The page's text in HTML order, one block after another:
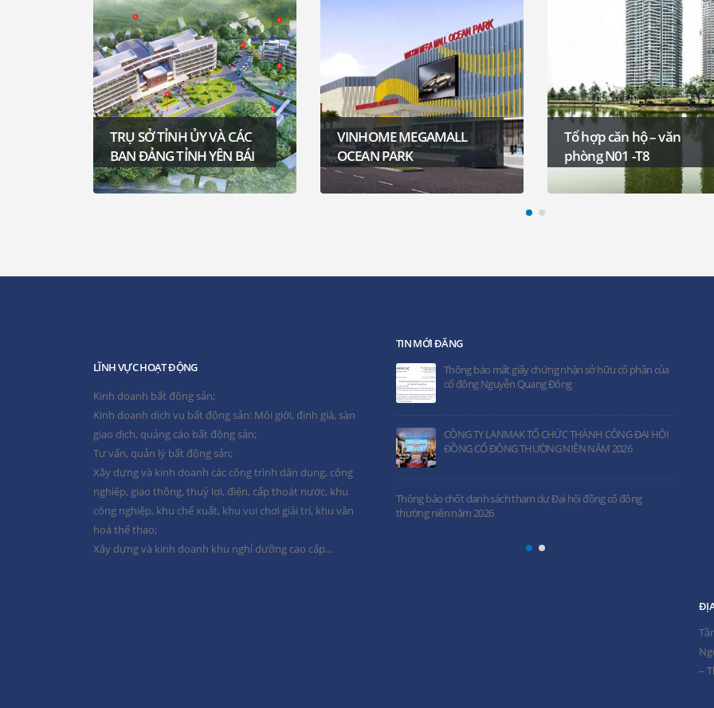
VINHOME MEGAMALL
OCEAN PARK
Tổ hợp căn hộ – văn
phòng N01 -T8
VINCITY SPORTIA
LĨNH VỰC HOẠT ĐỘNG
Kinh doanh bất động sản;
Kinh doanh dịch vụ bất động sản: Môi giới, định giá, sàn
giao dịch, quảng cáo bất động sản;
Tư vấn, quản lý bất động sản;
Xây dựng và kinh doanh các công trình dân dụng, công
nghiệp, giao thông, thuỷ lợi, điện, cấp thoát nước, khu
công nghiệp, khu chế xuất, khu vui chơi giải trí, khu văn
hoá thể thao;
Xây dựng và kinh doanh khu nghỉ dưỡng cao cấp…
TIN MỚI ĐĂNG
công Dự án Đầu tư xây
thành Khu nhà ở xã hội
Nhà máy Nhiệt điện Sông
xây dựng trụ sở làm việc tập
Thông báo mất giấy chứng nhận sở hữu cổ phần của
CÔNG TY LANMAK TỔ CHỨC THÀNH CÔNG ĐẠI HỘI
ĐỒNG CỔ ĐÔNG THƯỜNG NIÊN NĂM 2026
Thông báo chốt danh sách tham dự Đại hội đồng cổ đông
thường niên năm 2026
Lanmak tham dự Lễ khởi công Dự án Đầu tư
dựng Tòa nhà Viettel Đà Nẵng
LANMAK tham dự lễ khánh thành Khu nhà ở
phục vụ cán bộ, công nhân Nhà máy Nhiệt
Ký kết hợp đồng thi công xây dựng trụ sở làm
–